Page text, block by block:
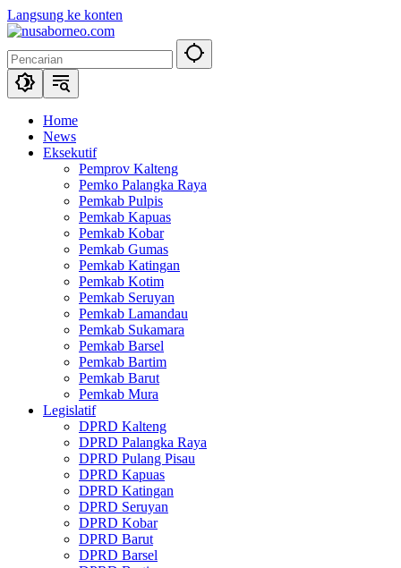
Langsung ke konten
Home
News
Eksekutif
Pemprov Kalteng
Pemko Palangka Raya
Pemkab Pulpis
Pemkab Kapuas
Pemkab Kobar
Pemkab Gumas
Pemkab Katingan
Pemkab Kotim
Pemkab Seruyan
Pemkab Lamandau
Pemkab Sukamara
Pemkab Barsel
Pemkab Bartim
Pemkab Barut
Pemkab Mura
Legislatif
DPRD Kalteng
DPRD Palangka Raya
DPRD Pulang Pisau
DPRD Kapuas
DPRD Katingan
DPRD Seruyan
DPRD Kobar
DPRD Barut
DPRD Barsel